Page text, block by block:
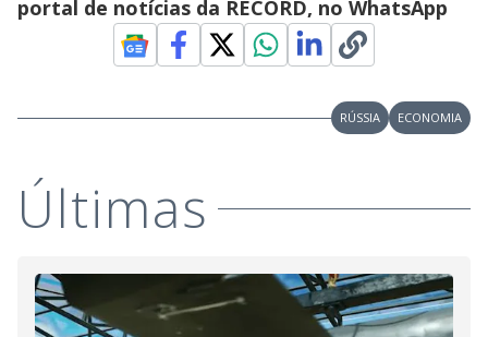
portal de notícias da RECORD, no WhatsApp
RÚSSIA ECONOMIA
Últimas